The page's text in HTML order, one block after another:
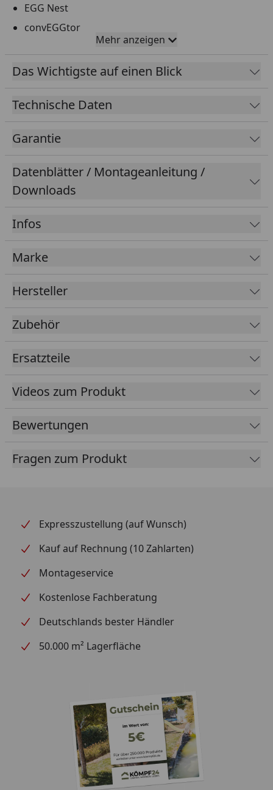
EGG Nest
convEGGtor
2x Holzkohle 4,5 kg
Grillanzünder
Ascheschieber
Mehr anzeigen
Das Wichtigste auf einen Blick
Technische Daten
Garantie
Datenblätter / Montageanleitung /
Downloads
Infos
Marke
Hersteller
Zubehör
Ersatzteile
Videos zum Produkt
Bewertungen
Fragen zum Produkt
Expresszustellung (auf Wunsch)
Kauf auf Rechnung (10 Zahlarten)
Montageservice
Kostenlose Fachberatung
Deutschlands bester Händler
50.000 m² Lagerfläche